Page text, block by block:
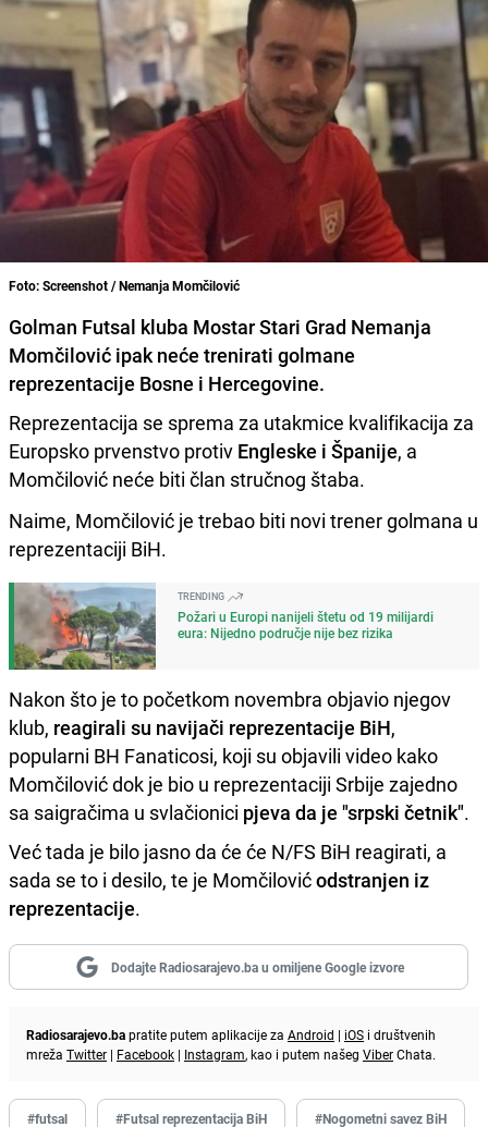
Foto: Screenshot / Nemanja Momčilović
Golman Futsal kluba Mostar Stari Grad Nemanja
Momčilović ipak neće trenirati golmane
reprezentacije Bosne i Hercegovine.
Reprezentacija se sprema za utakmice kvalifikacija za
Europsko prvenstvo protiv Engleske i Španije, a
Momčilović neće biti član stručnog štaba.
Naime, Momčilović je trebao biti novi trener golmana u
reprezentaciji BiH.
TRENDING
Požari u Europi nanijeli štetu od 19 milijardi
eura: Nijedno područje nije bez rizika
Nakon što je to početkom novembra objavio njegov
klub, reagirali su navijači reprezentacije BiH,
popularni BH Fanaticosi, koji su objavili video kako
Momčilović dok je bio u reprezentaciji Srbije zajedno
sa saigračima u svlačionici pjeva da je "srpski četnik".
Već tada je bilo jasno da će će N/FS BiH reagirati, a
sada se to i desilo, te je Momčilovićodstranjen iz
reprezentacije.
Dodajte Radiosarajevo.ba u omiljene Google izvore
Radiosarajevo.bapratite putem aplikacije za Android | iOS i društvenih
mreža Twitter | Facebook | Instagram, kao i putem našeg ViberChata.
#futsal #Futsal reprezentacija BiH #Nogometni savez BiH